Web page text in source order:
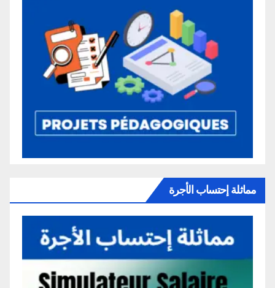
مماثلة إحتساب الأجرة